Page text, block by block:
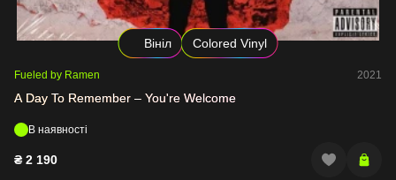
Вініл Colored Vinyl
Fueled by Ramen 2021
A Day To Remember – You're Welcome
В наявності
₴ 2 190